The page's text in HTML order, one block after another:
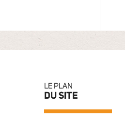
LE PLAN
DU SITE